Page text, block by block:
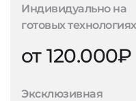
Индивидуально на
готовых
от 120.000₽
Эксклюзивная